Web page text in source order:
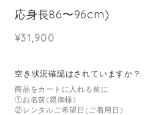
応身長86〜96cm)
¥31,900
空き状況確認はされていますか？
商品をカートに入れる前に
①お名前(親御様)
②レンタルご希望日(ご着用日)